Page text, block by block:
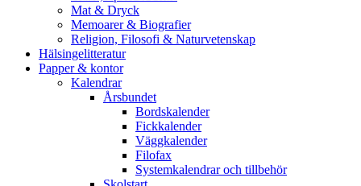
Mat & Dryck
Memoarer & Biografier
Religion, Filosofi & Naturvetenskap
Hälsingelitteratur
Papper & kontor
Kalendrar
Årsbundet
Bordskalender
Fickkalender
Väggkalender
Filofax
Systemkalendrar och tillbehör